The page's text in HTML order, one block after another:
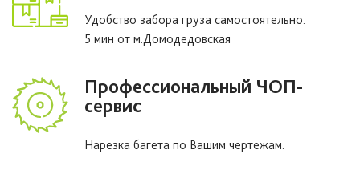
Удобство забора груза самостоятельно.
5 мин от м.Домодедовская
Профессиональный ЧОП-
сервис
Нарезка багета по Вашим чертежам.